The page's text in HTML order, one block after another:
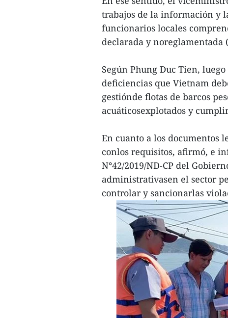
trabajos de la información y
funcionarios locales
declarada y noreglamentada
Según Phung Duc Tien,
deficiencias que Vietnam
gestiónde flotas de barcos
acuáticosexplotados y
En cuanto a los documentos
conlos requisitos, afirmó, e
N°42/2019/ND-CP del
administrativasen el sector
controlar y sancionarlas